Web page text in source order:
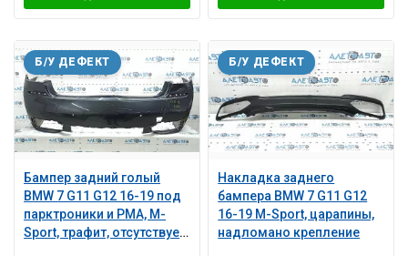
Бампер задний голый
BMW 7 G11 G12 16-19 под
парктроники и PMA, M-
Sport, трафит, отсутствует
Б/У ДЕФЕКТ
Накладка заднего
бампера BMW 7 G11 G12
16-19 M-Sport, царапины,
надломано крепление
Б/У ДЕФЕКТ